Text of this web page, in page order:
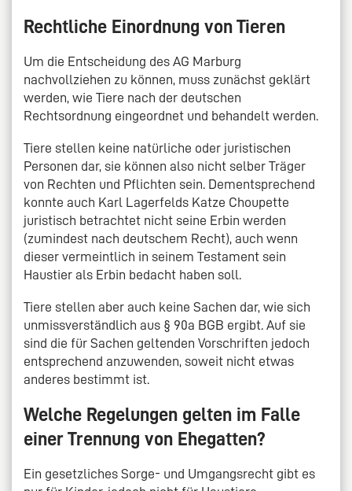
Rechtliche Einordnung von Tieren
Um die Entscheidung des AG Marburg
nachvollziehen zu können, muss zunächst geklärt
werden, wie Tiere nach der deutschen
Rechtsordnung eingeordnet und behandelt werden.
Tiere stellen keine natürliche oder juristischen
Personen dar, sie können also nicht selber Träger
von Rechten und Pflichten sein. Dementsprechend
konnte auch Karl Lagerfelds Katze Choupette
juristisch betrachtet nicht seine Erbin werden
(zumindest nach deutschem Recht), auch wenn
dieser vermeintlich in seinem Testament sein
Haustier als Erbin bedacht haben soll.
Tiere stellen aber auch keine Sachen dar, wie sich
unmissverständlich aus § 90a BGB ergibt. Auf sie
sind die für Sachen geltenden Vorschriften jedoch
entsprechend anzuwenden, soweit nicht etwas
anderes bestimmt ist.
Welche Regelungen gelten im Falle
einer Trennung von Ehegatten?
Ein gesetzliches Sorge- und Umgangsrecht gibt es